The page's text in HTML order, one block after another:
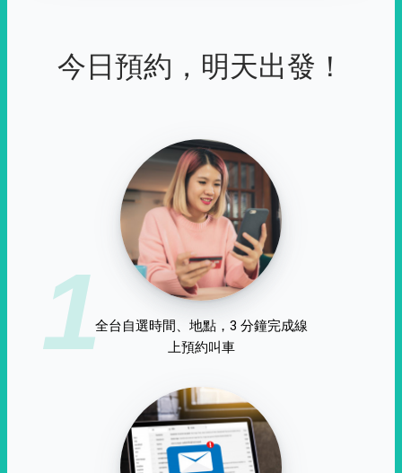
今日預約，明天出發！
1全台自選時間、地點，3 分鐘完成線
上預約叫車